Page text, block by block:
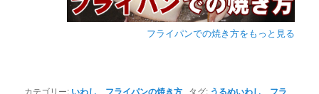
フライパンでの焼き方をもっと見る
カテゴリー: いわし フライパンの焼き方 タグ: うるめいわし フラ